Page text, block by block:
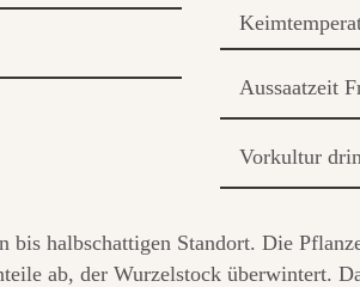
Aussaatzeit
Vorkultur
halbschattigen Standort. Die
ab, der Wurzelstock überwintert.